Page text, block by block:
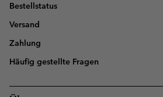
Bestellstatus
Versand
Zahlung
Häufig gestellte Fragen